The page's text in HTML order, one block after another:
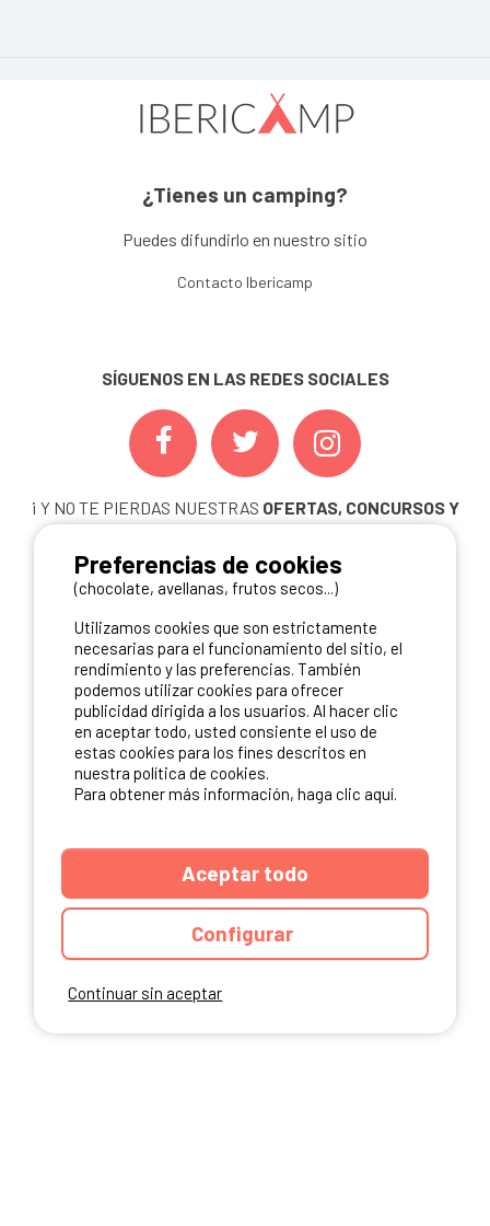
¿Tienes un camping?
Puedes difundirlo en nuestro sitio
Contacto Ibericamp
SÍGUENOS EN LAS REDES SOCIALES
¡ Y NO TE PIERDAS NUESTRAS OFERTAS, CONCURSOS Y
NEWSLETTER!
NUESTROS PARTNERS
Continuar sin aceptar
Preferencias de cookies
(chocolate, avellanas, frutos secos...)
Utilizamos cookies que son estrictamente
necesarias para el funcionamiento del sitio, el
rendimiento y las preferencias. También
podemos utilizar cookies para ofrecer
publicidad dirigida a los usuarios. Al hacer clic
en aceptar todo, usted consiente el uso de
estas cookies para los fines descritos en
nuestra política de cookies.
Para obtener más información, haga clic aquí.
Aceptar todo
Configurar